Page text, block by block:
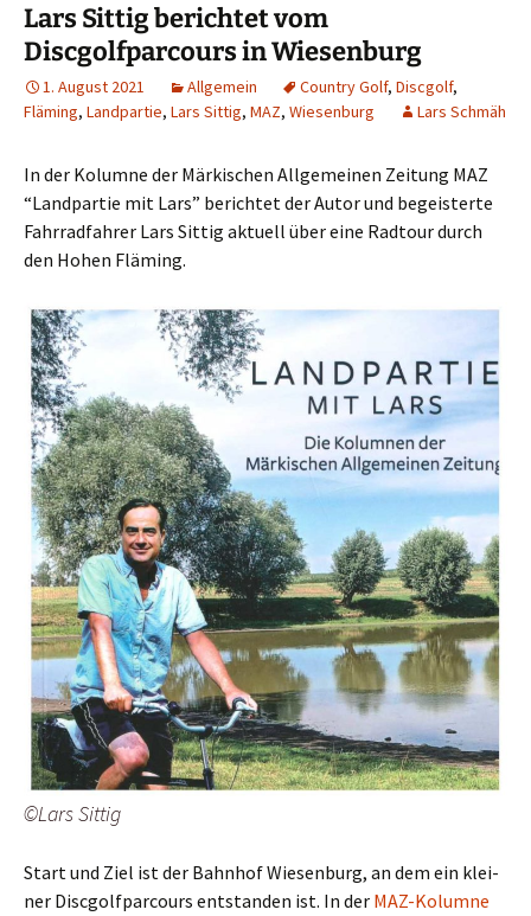
Lars Sittig berichtet vom
Discgolfparcours in Wiesenburg
1. August 2021 Allgemein Country Golf, Discgolf,
Fläming, Landpartie, Lars Sittig, MAZ, Wiesenburg Lars Schmäh
In der Kolum­ne der Mär­ki­schen All­ge­mei­nen Zei­tung MAZ
“Land­par­tie mit Lars” berich­tet der Autor und begeis­ter­te
Fahr­rad­fah­rer Lars Sit­tig aktu­ell über eine Rad­tour durch
den Hohen Fläming.
©Lars Sit­tig
Start und Ziel ist der Bahn­hof Wie­sen­burg, an dem ein klei­
ner Disc­golf­par­cours ent­stan­den ist. In der MAZ-Kolum­ne